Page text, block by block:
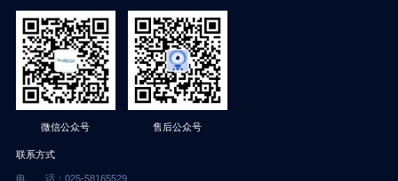
微信公众号 售后公众号
联系方式
电 话：025-58165529